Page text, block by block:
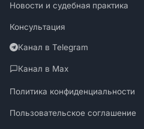
Новости и судебная практика
Консультация
Канал в Telegram
Канал в Max
Политика конфиденциальности
Пользовательское соглашение